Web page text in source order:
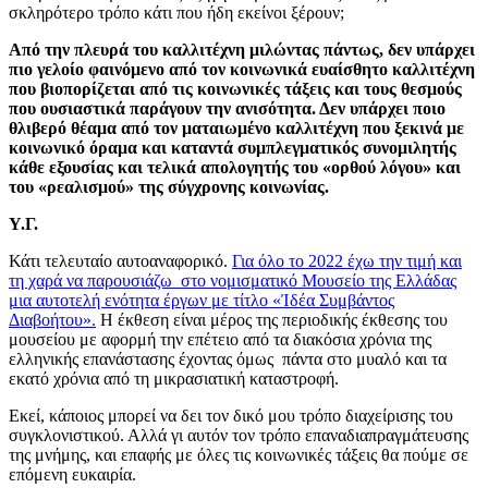
σκληρότερο τρόπο κάτι που ήδη εκείνοι ξέρουν;
Από την πλευρά του καλλιτέχνη μιλώντας πάντως, δεν υπάρχει
πιο γελοίο φαινόμενο από τον κοινωνικά ευαίσθητο καλλιτέχνη
που βιοπορίζεται από τις κοινωνικές τάξεις και τους θεσμούς
που ουσιαστικά παράγουν την ανισότητα. Δεν υπάρχει ποιο
θλιβερό θέαμα από τον ματαιωμένο καλλιτέχνη που ξεκινά με
κοινωνικό όραμα και καταντά συμπλεγματικός συνομιλητής
κάθε εξουσίας και τελικά απολογητής του «ορθού λόγου» και
του «ρεαλισμού» της σύγχρονης κοινωνίας.
Υ.Γ.
Κάτι τελευταίο αυτοαναφορικό. Για όλο το 2022 έχω την τιμή και
τη χαρά να παρουσιάζω στο νομισματικό Μουσείο της Ελλάδας
μια αυτοτελή ενότητα έργων με τίτλο «Ἰδέα Συμβάντος
Διαβοήτου». Η έκθεση είναι μέρος της περιοδικής έκθεσης του
μουσείου με αφορμή την επέτειο από τα διακόσια χρόνια της
ελληνικής επανάστασης έχοντας όμως πάντα στο μυαλό και τα
εκατό χρόνια από τη μικρασιατική καταστροφή.
Εκεί, κάποιος μπορεί να δει τον δικό μου τρόπο διαχείρισης του
συγκλονιστικού. Αλλά γι αυτόν τον τρόπο επαναδιαπραγμάτευσης
της μνήμης, και επαφής με όλες τις κοινωνικές τάξεις θα πούμε σε
επόμενη ευκαιρία.